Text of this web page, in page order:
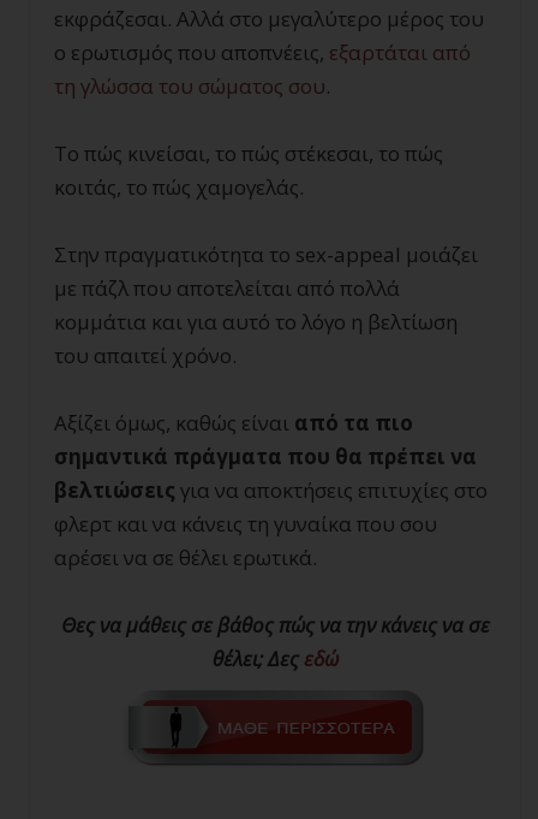
εκφράζεσαι. Αλλά στο μεγαλύτερο μέρος του
ο ερωτισμός που αποπνέεις, εξαρτάται από
τη γλώσσα του σώματος σου.
Το πώς κινείσαι, το πώς στέκεσαι, το πώς
κοιτάς, το πώς χαμογελάς.
Στην πραγματικότητα το sex-appeal μοιάζει
με πάζλ που αποτελείται από πολλά
κομμάτια και για αυτό το λόγο η βελτίωση
του απαιτεί χρόνο.
Αξίζει όμως, καθώς είναι από τα πιο
σημαντικά πράγματα που θα πρέπει να
βελτιώσεις για να αποκτήσεις επιτυχίες στο
φλερτ και να κάνεις τη γυναίκα που σου
αρέσει να σε θέλει ερωτικά.
Θες να μάθεις σε βάθος πώς να την κάνεις να σε
θέλει; Δες εδώ